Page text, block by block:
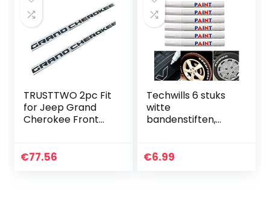
TRUSTTWO 2pc Fit
for Jeep Grand
Cherokee Front
Naamplaat Badge
€77.56
Techwills 6 stuks
witte
bandenstiften,
motorfiets,
€6.99